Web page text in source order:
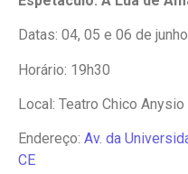
Datas: 04, 05 e 06 de junho
Horário: 19h30
Local: Teatro Chico Anysio
Endereço: Av. da
CE